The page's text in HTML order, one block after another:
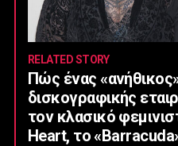
RELATED STORY
Πώς ένας
δισκογραφικής
τον κλασικό
Heart, το